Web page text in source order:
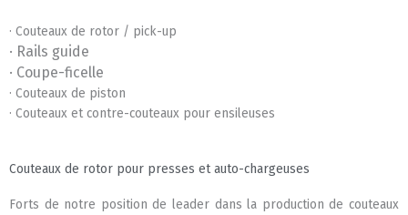
· Couteaux de rotor / pick-up
· Rails guide
· Coupe-ficelle
· Couteaux de piston
· Couteaux et contre-couteaux pour ensileuses
Couteaux de rotor pour presses et auto-chargeuses
Forts de notre position de leader dans la production de couteaux